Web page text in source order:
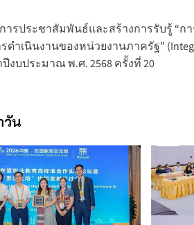
ารประชาสัมพันธ์และสร้างการรับรู้ “
ดำเนินงานของหน่วยงานภาครัฐ”
ปีงบประมาณ พ.ศ. 2568 ครั้งที่ 20
วัน